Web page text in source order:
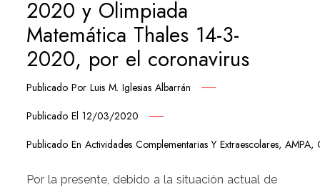
2020 y Olimpiada
Matemática Thales 14-3-
2020, por el coronavirus
Publicado PorLuis M. Iglesias Albarrán
Publicado El12/03/2020
Publicado EnActividades Complementarias Y Extraescolares,AMPA,
Por la presente, debido a la situación actual de